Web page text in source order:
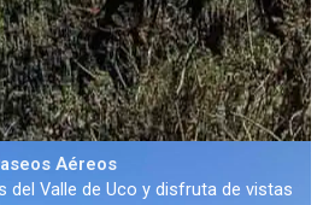
Aéreos
del Valle de Uco y disfruta de vistas